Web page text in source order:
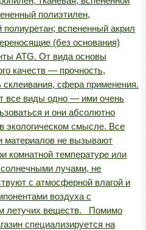
полиэтилен,
полиуретан; вспененный акрил
(без основания)
ATG. От вида основы
качеств — прочность,
склеивания, сфера применения.
все виды одно — ими очень
и они абсолютно
экологическом смысле. Все
материалов не вызывают
комнатной температуре или
солнечными лучами, не
с атмосферной влагой и
воздуха с
летучих веществ. Помимо
специализируется на